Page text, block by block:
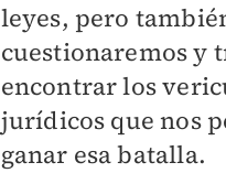
leyes, pero
cuestionaremos y
encontrar los
jurídicos que nos
ganar esa batalla.